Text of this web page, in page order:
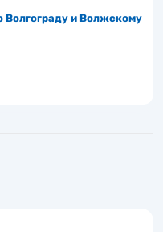
Волгограду и Волжскому